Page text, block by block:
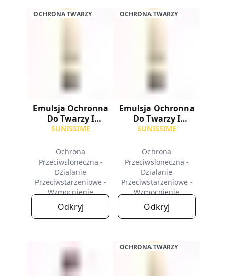
OCHRONA TWARZY
Emulsja Ochronna
Do Twarzy I
Dekoltu SPF50+ |
SUNISSIME
Ochrona
Przeciwsloneczna -
Dzialanie
Przeciwstarzeniowe -
Wzmocnienie
Opalenizny
Odkryj
OCHRONA TWARZY
Emulsja Ochronna
Do Twarzy I
Dekoltu SPF30
SUNISSIME
Ochrona
Przeciwsloneczna -
Dzialanie
Przeciwstarzeniowe -
Wzmocnienie
Opalenizny
Odkryj
OCHRONA TWARZY